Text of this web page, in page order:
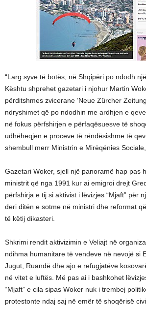
“Larg syve të botës, në Shqipëri po ndodh
Kështu shprehet gazetari i njohur Martin
përditshmes zvicerane ‘Neue Zürcher
ndryshimet që po ndodhin me ardhjen e
në fokus përfshirjen e përfaqësuesve të
udhëheqjen e proceve të rëndësishme të
shembull merr Ministrin e Mirëqënies Sociale,
Gazetari Woker, sjell një panoramë hap pas
ministrit që nga 1991 kur ai emigroi drejt
përfshirja e tij si aktivist i lëvizjes “Mjaft” për
deri ditën e sotme në ministri dhe reformat
të këtij dikasteri.
Shkrimi rendit aktivizimin e Veliajt në
ndihma humanitare të vendeve në nevojë si
Jugut, Ruandë dhe ajo e refugjatëve
në vitet e luftës. Më pas ai i bashkohet
“Mjaft” e cila sipas Woker nuk i trembej
protestonte ndaj saj në emër të shoqërisë